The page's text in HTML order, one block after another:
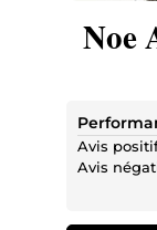
Noe
Avis
Avis